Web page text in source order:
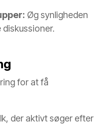
Øg synligheden
for at få
der aktivt søger efter